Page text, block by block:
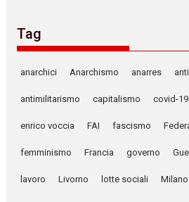
Tag
anarchici Anarchismo anarres
antimilitarismo capitalismo covid-19
enrico voccia FAI fascismo
femminismo Francia governo
lavoro Livorno lotte sociali Milano